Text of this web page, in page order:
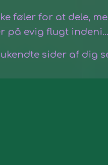
føler for at dele,
på evig flugt indeni...
sider af dig